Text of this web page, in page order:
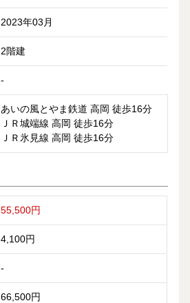
2023年03月
2階建
-
あいの風とやま鉄道 高岡 徒歩16分
ＪＲ城端線 高岡 徒歩16分
ＪＲ氷見線 高岡 徒歩16分
55,500円
4,100円
-
66,500円